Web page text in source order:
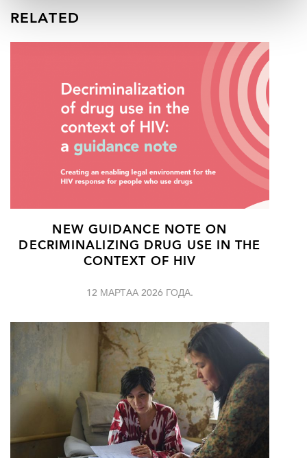
RELATED
NEW GUIDANCE NOTE ON
DECRIMINALIZING DRUG USE IN THE
CONTEXT OF HIV
12 МАРТАА 2026 ГОДА.